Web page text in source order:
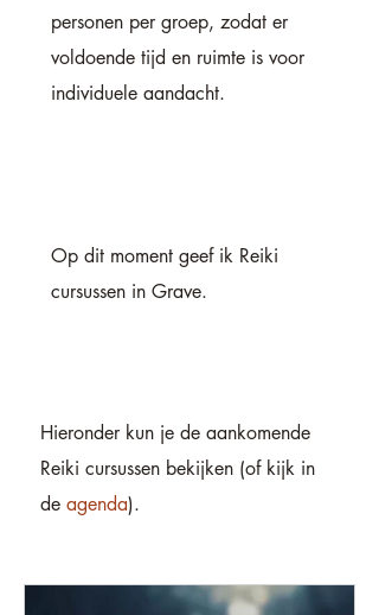
personen per groep, zodat er
voldoende tijd en ruimte is voor
individuele aandacht.
Op dit moment geef ik Reiki
cursussen in Grave.
Hieronder kun je de aankomende
Reiki cursussen bekijken (of kijk in
de agenda).